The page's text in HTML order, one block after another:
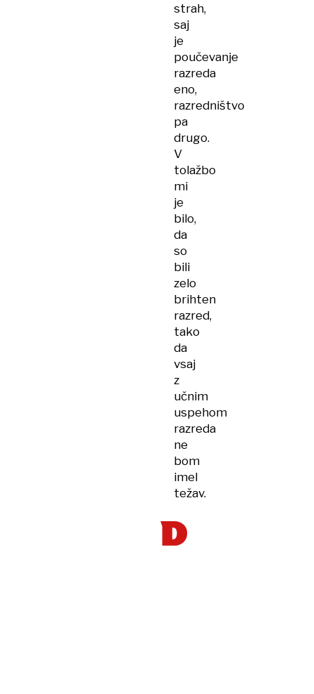
strah,
saj
je
poučevanje
razreda
eno,
razredništvo
pa
drugo.
V
tolažbo
mi
je
bilo,
da
so
bili
zelo
brihten
razred,
tako
da
vsaj
z
učnim
uspehom
razreda
ne
bom
imel
težav.